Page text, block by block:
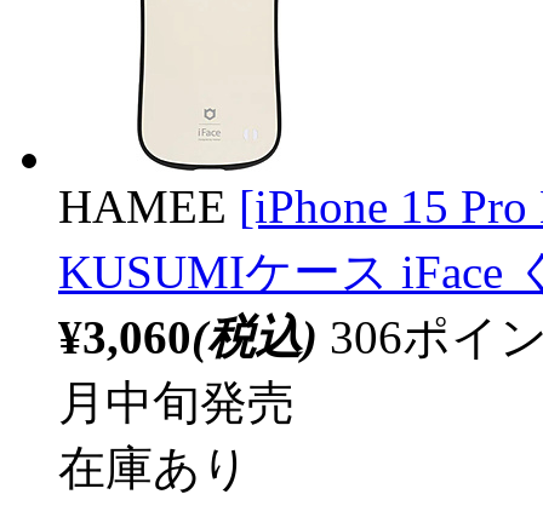
HAMEE [iPhone 15
KUSUMIケース iFace
¥3,060(税込) 306ポイ
月中旬発売
在庫あり